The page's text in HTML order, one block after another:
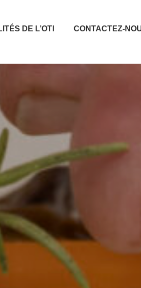
DE L’OTI CONTACTEZ-